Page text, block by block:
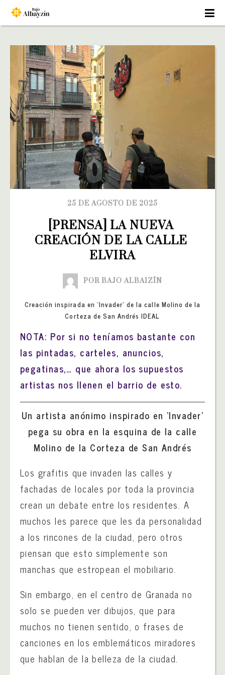
25 DE AGOSTO DE 2025
[PRENSA] LA NUEVA
CREACIÓN DE LA CALLE
ELVIRA
POR BAJO ALBAIZÍN
Creación inspirada en ‘Invader’ de la calle Molino de la
Corteza de San Andrés IDEAL
NOTA: Por si no teníamos bastante con
las pintadas, carteles, anuncios,
pegatinas,… que ahora los supuestos
artistas nos llenen el barrio de esto.
Un artista anónimo inspirado en ‘Invader’
pega su obra en la esquina de la calle
Molino de la Corteza de San Andrés
Los grafitis que invaden las calles y
fachadas de locales por toda la provincia
crean un debate entre los residentes. A
muchos les parece que les da personalidad
a los rincones de la ciudad, pero otros
piensan que esto simplemente son
manchas que estropean el mobiliario.
Sin embargo, en el centro de Granada no
solo se pueden ver dibujos, que para
muchos no tienen sentido, o frases de
canciones en los emblemáticos miradores
que hablan de la belleza de la ciudad.